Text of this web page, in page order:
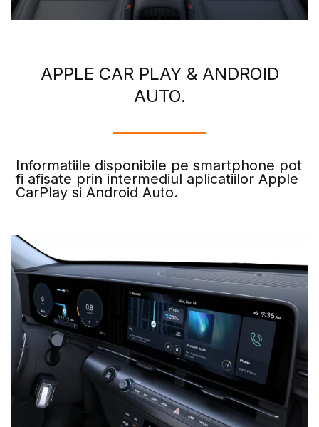
APPLE CAR PLAY & ANDROID
AUTO.
Informatiile disponibile pe smartphone pot
fi afisate prin intermediul aplicatiilor Apple
CarPlay si Android Auto.